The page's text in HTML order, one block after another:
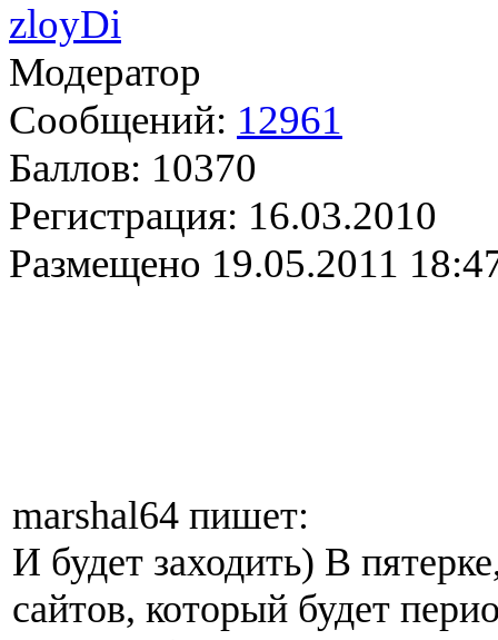
zloyDi
Модератор
Сообщений: 12961
Баллов: 10370
Регистрация: 16.03.2010
Размещено 19.05.2011
marshal64 пишет:
И будет заходить) В
сайтов, который будет